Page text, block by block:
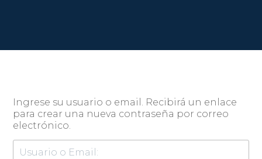
Ingrese su usuario o email. Recibirá un enlace
para crear una nueva contraseña por correo
electrónico.